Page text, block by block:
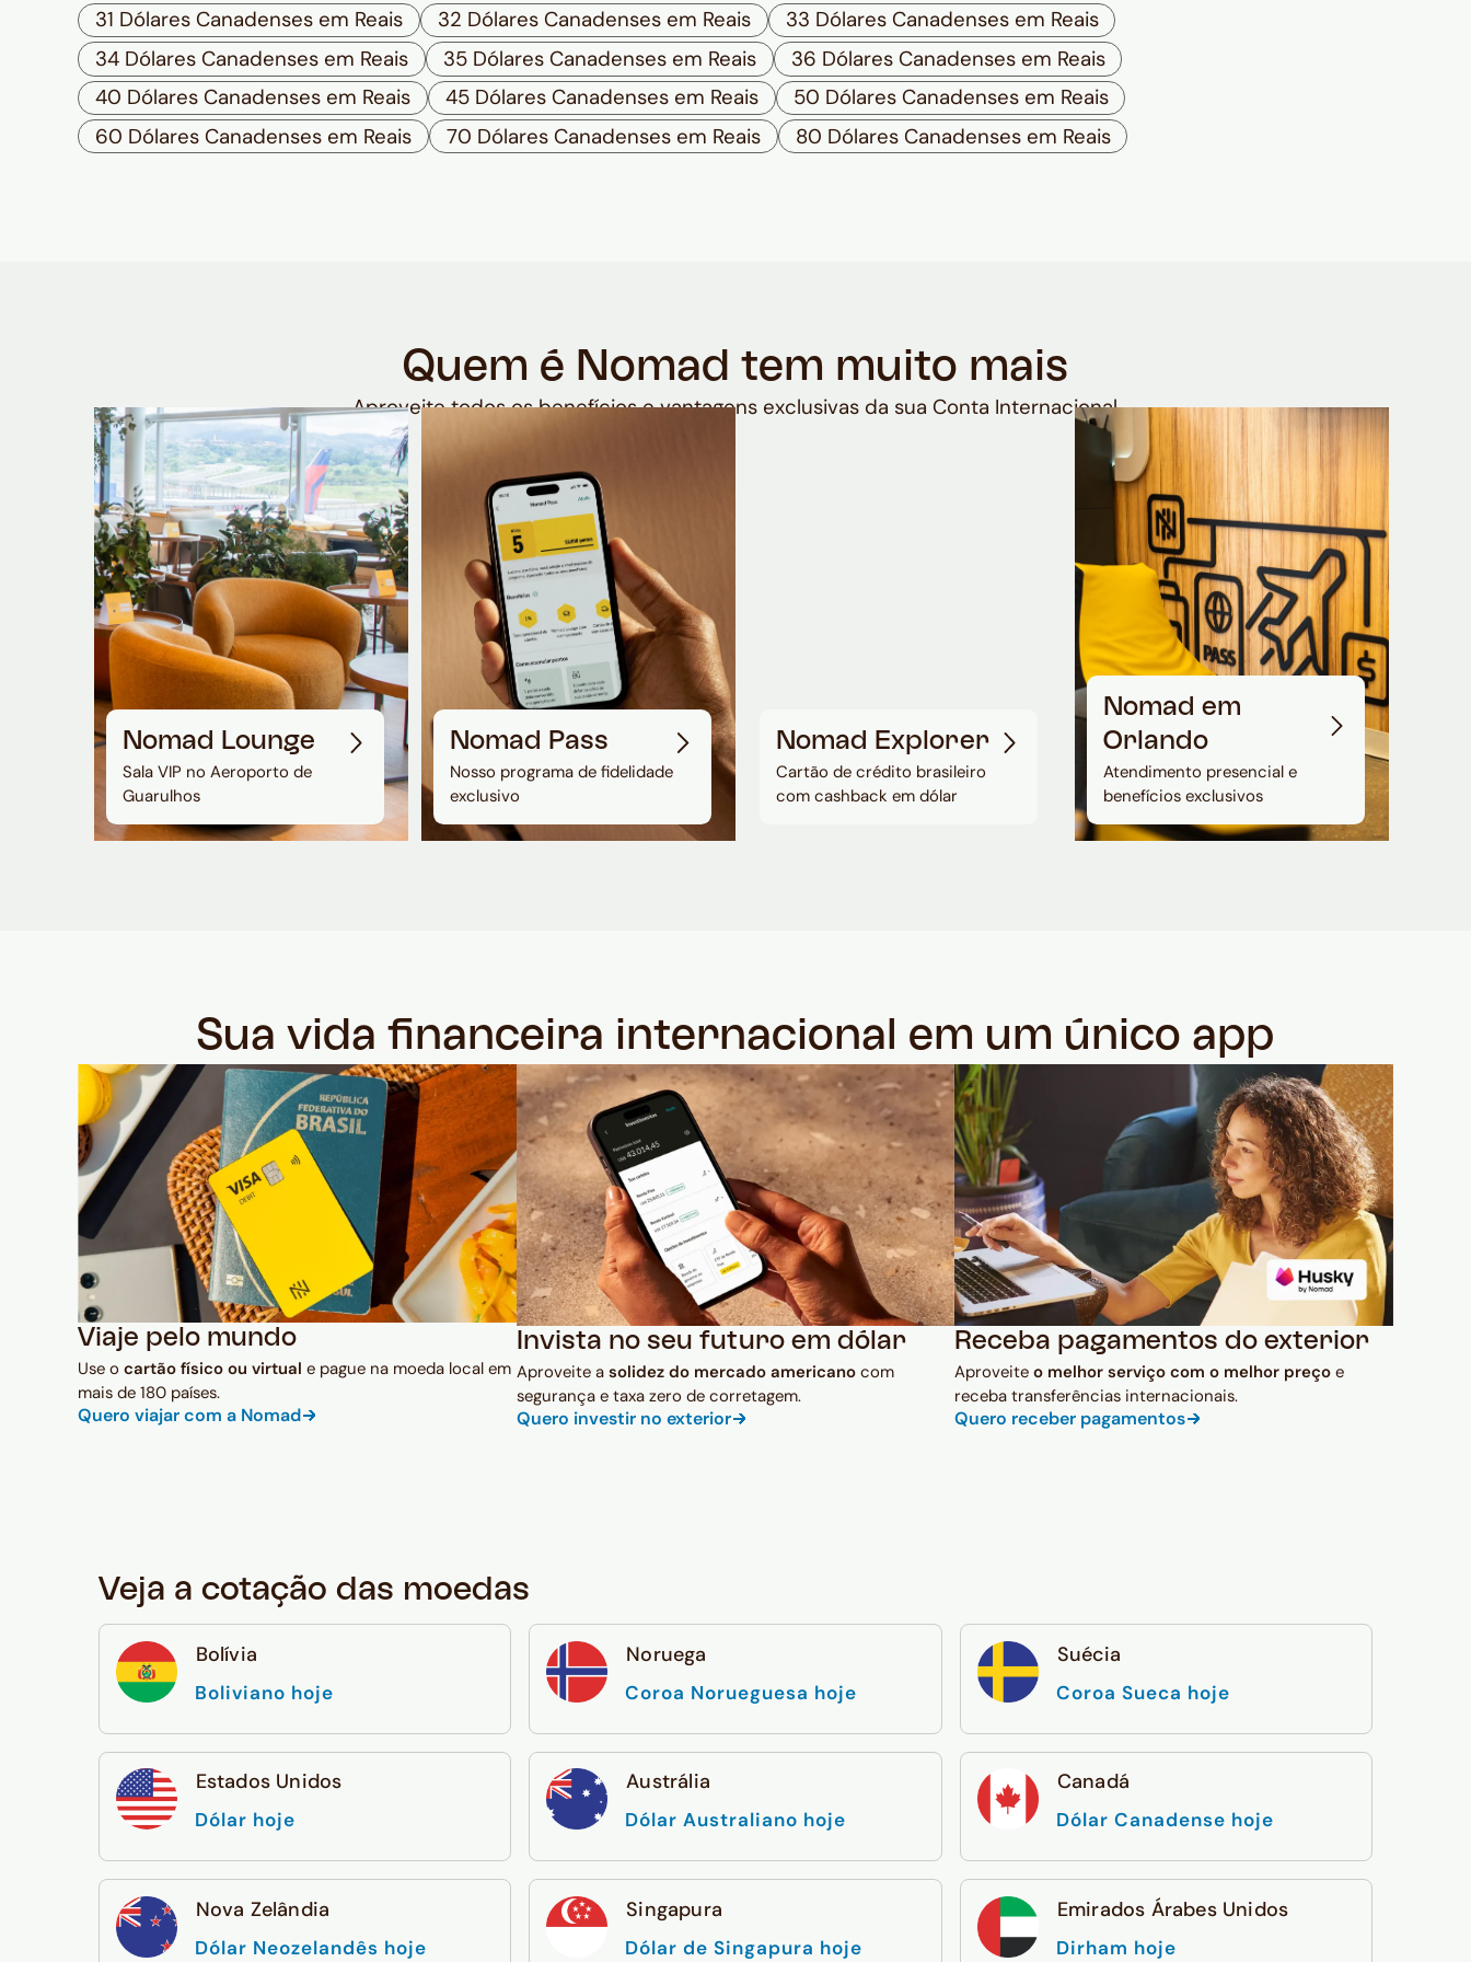
31 Dólares Canadenses em Reais 32 Dólares Canadenses em Reais
33 Dólares Canadenses em Reais
34 Dólares Canadenses em Reais
35 Dólares Canadenses em Reais
36 Dólares Canadenses em Reais
40 Dólares Canadenses em Reais
45 Dólares Canadenses em Reais
50 Dólares Canadenses em Reais
60 Dólares Canadenses em Reais
70 Dólares Canadenses em Reais 80 Dólares Canadenses em Reais
Quem é Nomad tem muito mais
Aproveite todos os benefícios e vantagens exclusivas da sua Conta Internacional
Nomad Lounge
Sala VIP no Aeroporto de
Guarulhos
Nomad Pass
Nosso programa de fidelidade
exclusivo
Nomad Explorer
Cartão de crédito brasileiro
com cashback em dólar
Nomad em
Orlando
Atendimento presencial e
benefícios exclusivos
Sua vida financeira internacional em um único app
Viaje pelo mundo
Use o cartão físico ou virtual e pague na moeda local em
mais de 180 países.
Quero viajar com a Nomad
Invista no seu futuro em dólar
Aproveite a solidez do mercado americanocom
segurança e taxa zero de corretagem.
Quero investir no exterior
Receba pagamentos do exterior
Aproveiteo melhor serviço com o melhor preço e
receba transferências internacionais.
Quero receber pagamentos
Veja a cotação das moedas
Bolívia
Boliviano hoje
Noruega
Coroa Norueguesa hoje
Suécia
Coroa Sueca hoje
Estados Unidos
Dólar hoje
Austrália
Dólar Australiano hoje
Canadá
Dólar Canadense hoje
Nova Zelândia
Dólar Neozelandês hoje
Singapura
Dólar de Singapura hoje
Emirados Árabes Unidos
Dirham hoje